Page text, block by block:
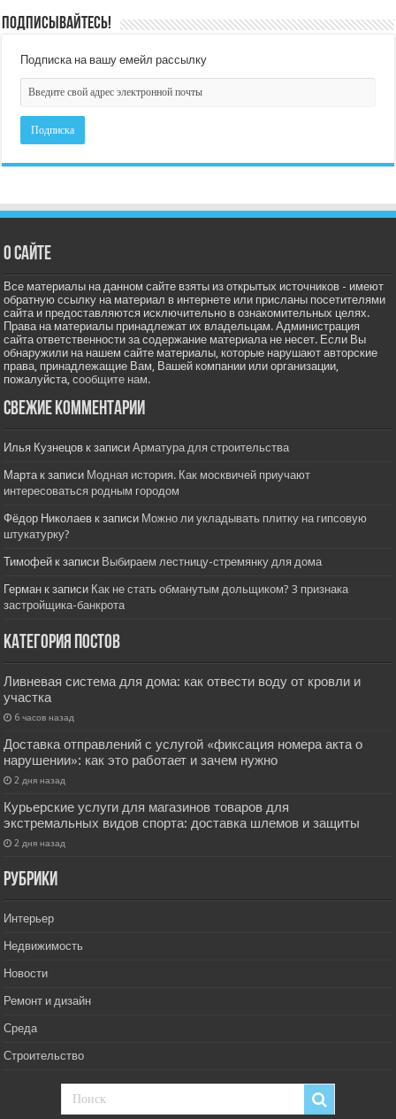
Подписывайтесь!
Подписка на вашу емейл рассылку
О сайте
Все материалы на данном сайте взяты из открытых источников - имеют
обратную ссылку на материал в интернете или присланы посетителями
сайта и предоставляются исключительно в ознакомительных целях.
Права на материалы принадлежат их владельцам. Администрация
сайта ответственности за содержание материала не несет. Если Вы
обнаружили на нашем сайте материалы, которые нарушают авторские
права, принадлежащие Вам, Вашей компании или организации,
пожалуйста,сообщите нам.
Свежие комментарии
Илья Кузнецов к записиАрматура для строительства
Мартак записи Модная история. Как москвичей приучают
интересоваться родным городом
Фёдор Николаев к записи Можно ли укладывать плитку на гипсовую
штукатурку?
Тимофей к записи Выбираем лестницу-стремянку для дома
Герман к записи Как не стать обманутым дольщиком? 3 признака
застройщика-банкрота
Категория постов
Ливневая система для дома: как отвести воду от кровли и
участка
6 часов назад
Доставка отправлений с услугой «фиксация номера акта о
нарушении»: как это работает и зачем нужно
2 дня назад
Курьерские услуги для магазинов товаров для
экстремальных видов спорта: доставка шлемов и защиты
2 дня назад
РУбрики
Интерьер
Недвижимость
Новости
Ремонт и дизайн
Среда
Строительство